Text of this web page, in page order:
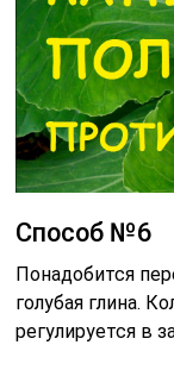
Способ №6
Понадобится
голубая глина.
регулируется в